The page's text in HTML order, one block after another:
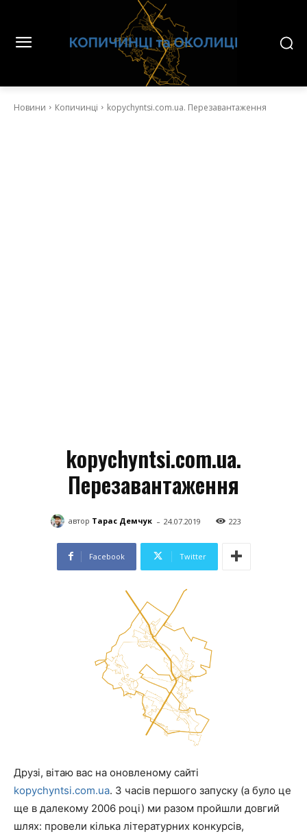
Новини Копичинці kopychyntsi.com.ua. Перезавантаження
kopychyntsi.com.ua.
Перезавантаження
автор Тарас Демчук - 24.07.2019 223
Facebook Twitter
Друзі, вітаю вас на оновленому сайті
kopychyntsi.com.ua. З часів першого запуску (а було це
ще в далекому 2006 році) ми разом пройшли довгий
шлях: провели кілька літературних конкурсів,